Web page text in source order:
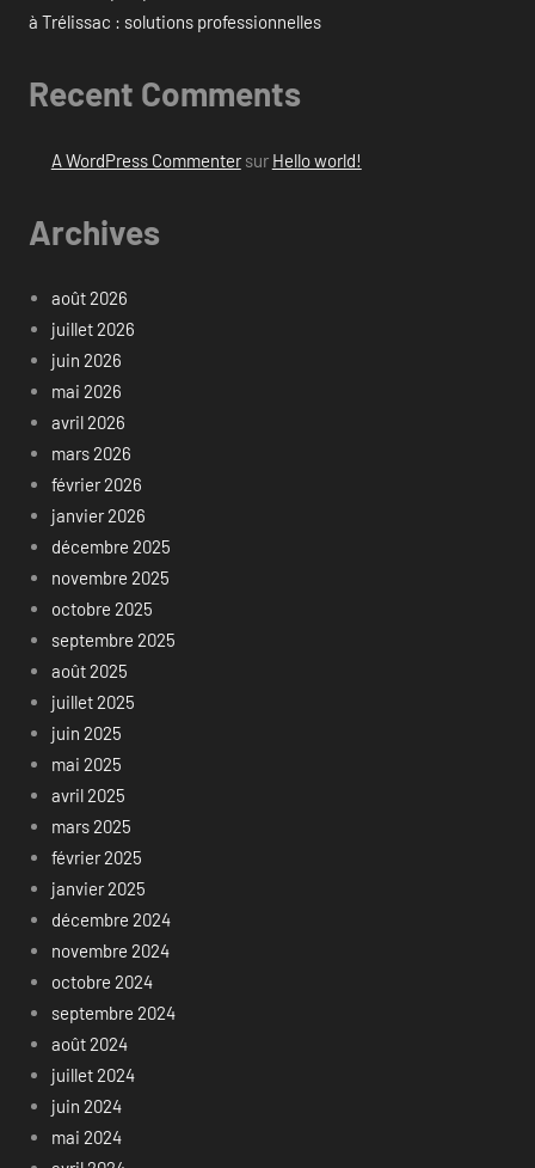
à Trélissac : solutions professionnelles
Recent Comments
A WordPress Commentersur Hello world!
Archives
août 2026
juillet 2026
juin 2026
mai 2026
avril 2026
mars 2026
février 2026
janvier 2026
décembre 2025
novembre 2025
octobre 2025
septembre 2025
août 2025
juillet 2025
juin 2025
mai 2025
avril 2025
mars 2025
février 2025
janvier 2025
décembre 2024
novembre 2024
octobre 2024
septembre 2024
août 2024
juillet 2024
juin 2024
mai 2024